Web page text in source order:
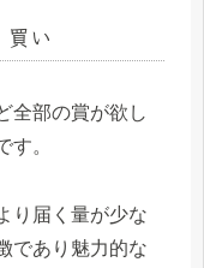
買い
全部の賞が欲し
。
り届く量が少な
であり魅力的な